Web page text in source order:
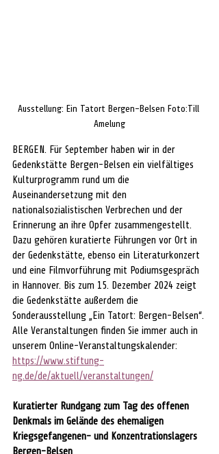
Ausstellung: Ein Tatort Bergen-Belsen Foto:Till
Amelung
BERGEN. Für September haben wir in der
Gedenkstätte Bergen-Belsen ein vielfältiges
Kulturprogramm rund um die
Auseinandersetzung mit den
nationalsozialistischen Verbrechen und der
Erinnerung an ihre Opfer zusammengestellt.
Dazu gehören kuratierte Führungen vor Ort in
der Gedenkstätte, ebenso ein Literaturkonzert
und eine Filmvorführung mit Podiumsgespräch
in Hannover. Bis zum 15. Dezember 2024 zeigt
die Gedenkstätte außerdem die
Sonderausstellung „Ein Tatort: Bergen-Belsen“.
Alle Veranstaltungen finden Sie immer auch in
unserem Online-Veranstaltungskalender:
https://www.stiftung-
ng.de/de/aktuell/veranstaltungen/
Kuratierter Rundgang zum Tag des offenen
Denkmals im Gelände des ehemaligen
Kriegsgefangenen- und Konzentrationslagers